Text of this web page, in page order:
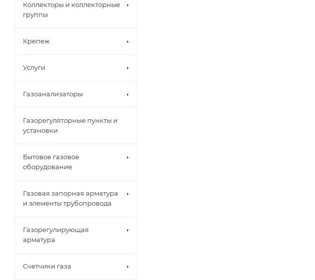
Коллекторы и коллекторные
группы
Крепеж
Услуги
Газоанализаторы
Газорегуляторные пункты и
установки
Бытовое газовое
оборудование
Газовая запорная арматура
и элементы трубопровода
Газорегулирующая
арматура
Счетчики газа